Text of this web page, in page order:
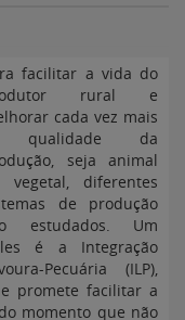
facilitar a vida do
rural e
cada vez mais
qualidade da
seja animal
vegetal, diferentes
de produção
estudados. Um
é a Integração
Pecuária (ILP),
promete facilitar a
momento que não